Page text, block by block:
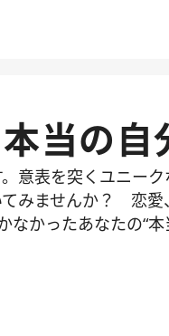
本当の
意表を突くユニー
てみませんか？ 恋
かったあなたの“本